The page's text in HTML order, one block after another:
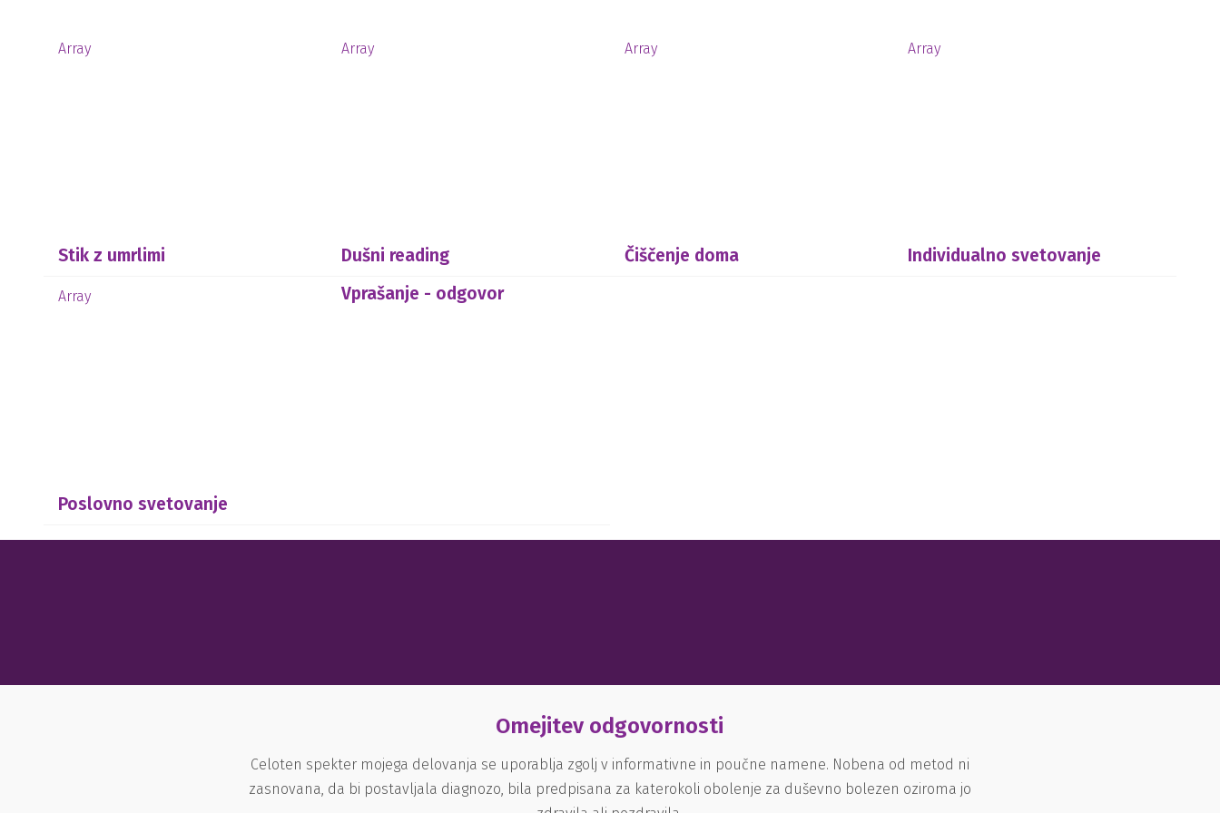
Array
Stik z umrlimi
Array
Dušni reading
Array
Čiščenje doma
Array
Individualno svetovanje
Array
Poslovno svetovanje
Vprašanje - odgovor
Omejitev odgovornosti
Celoten spekter mojega delovanja se uporablja zgolj v informativne in poučne namene. Nobena od metod ni
zasnovana, da bi postavljala diagnozo, bila predpisana za katerokoli obolenje za duševno bolezen oziroma jo